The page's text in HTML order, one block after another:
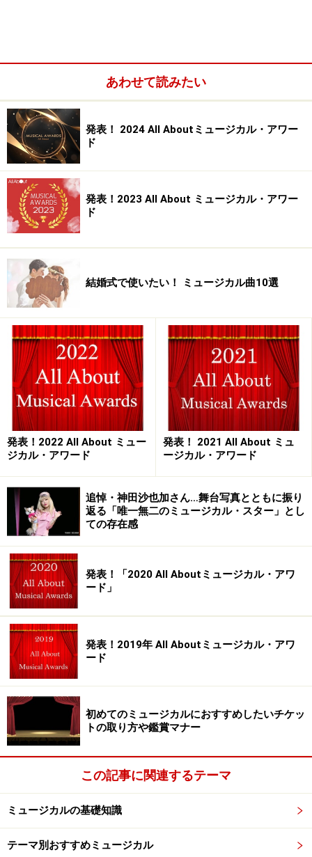
“王道俳優”が本気で挑むコメディ・ミュー
ジカル
『グーテンバーグ！ザ・ミュージカル！』
『グーテンバーグ！ザ・ミュージカル！』稽古より。
(C)Marino Matsushima
2月某日、柔らかな美声が漏れ聞こえる扉を開けると、
キャップを被った福井さんと原田さんの姿が。ちょうど
場面が切り替わる瞬間らしく、「修道士」「見習い修道
士」のシールをつけた帽子を被りなおすと、二人は鮮や
かに別人格としての芝居を始めました。癖のある声で悪
事を告白する修道士＝原田さんと、人の好さそうな声音
で彼に振り回される見習い＝福井さん。二人が“呪いの森
～、呪いの森～”と荒唐無稽なナンバーを歌い踊り始める
と、スタッフの間からくすくす笑いが起こり、続くシー
ンでグーテンバーグ＝福井さんの熱演をよそに原田さん
が日本の某・大物歌手に扮し、ビブラートをかけまくっ
た声色で歌い始めると、そのシュールさに一同、爆笑。
お二人はその後も“作者たち”としてのトークを差し挟み
つつ、めまぐるしく役を演じ分けてゆきましたが、この
日はなんと稽古が始まってまだ数日目だとか。“無”から
あわせて読みたい
発表！ 2024 All Aboutミュージカル・アワー
ド
発表！2023 All About ミュージカル・アワー
ド
結婚式で使いたい！ ミュージカル曲10選
発表！2022 All About ミュー
ジカル・アワード
発表！ 2021 All About ミュ
ージカル・アワード
追悼・神田沙也加さん…舞台写真とともに振り
返る「唯一無二のミュージカル・スター」とし
ての存在感
発表！「2020 All Aboutミュージカル・アワ
ード」
発表！2019年 All Aboutミュージカル・アワ
ード
初めてのミュージカルにおすすめしたいチケッ
トの取り方や鑑賞マナー
この記事に関連するテーマ
ミュージカルの基礎知識
テーマ別おすすめミュージカル